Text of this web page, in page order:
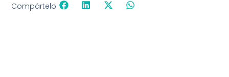
Compártelo: